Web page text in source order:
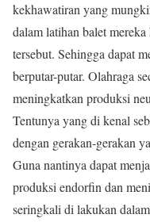
kekhawatiran yang
dalam latihan balet
tersebut. Sehingga dapat
berputar-putar. Olahraga
meningkatkan produksi
Tentunya yang di kenal
dengan gerakan-gerakan
Guna nantinya dapat
produksi endorfin dan
seringkali di lakukan